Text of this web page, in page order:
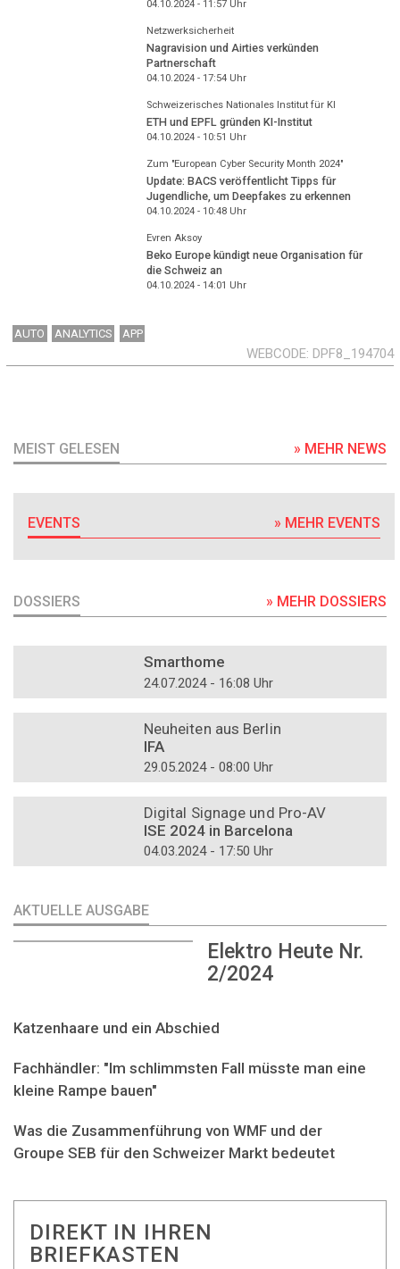
04.10.2024 - 11:57Uhr
Netzwerksicherheit
Nagravision und Airties verkünden
Partnerschaft
04.10.2024 - 17:54Uhr
Schweizerisches Nationales Institut für KI
ETH und EPFL gründen KI-Institut
04.10.2024 - 10:51 Uhr
Zum "European Cyber Security Month 2024"
Update: BACS veröffentlicht Tipps für
Jugendliche, um Deepfakes zu erkennen
04.10.2024 - 10:48Uhr
Evren Aksoy
Beko Europe kündigt neue Organisation für
die Schweiz an
04.10.2024 - 14:01 Uhr
AUTO ANALYTICS APP
WEBCODE DPF8_194704
MEIST GELESEN » MEHR NEWS
EVENTS » MEHR EVENTS
DOSSIERS » MEHR DOSSIERS
Smarthome
24.07.2024 - 16:08 Uhr
Neuheiten aus Berlin
IFA
29.05.2024 - 08:00 Uhr
Digital Signage und Pro-AV
ISE 2024 in Barcelona
04.03.2024 - 17:50 Uhr
AKTUELLE AUSGABE
Elektro Heute Nr.
2/2024
Katzenhaare und ein Abschied
Fachhändler: "Im schlimmsten Fall müsste man eine
kleine Rampe bauen"
Was die Zusammenführung von WMF und der
Groupe SEB für den Schweizer Markt bedeutet
DIREKT IN IHREN
BRIEFKASTEN